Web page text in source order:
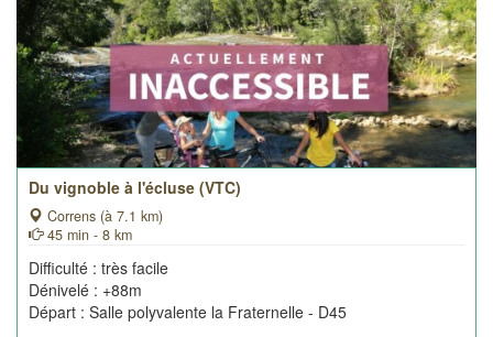
Du vignoble à l'écluse (VTC)
Correns (à 7.1 km)
45 min - 8 km
Difficulté : très facile
Dénivelé : +88m
Départ : Salle polyvalente la Fraternelle - D45